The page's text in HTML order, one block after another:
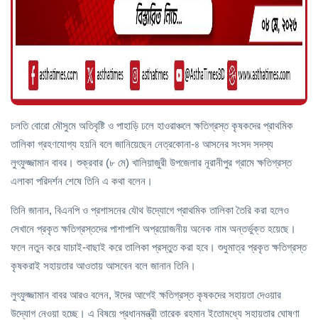
চলতি বোরো মৌসুমে অতিবৃষ্টি ও পাহাড়ি ঢলে হাওরাঞ্চলে ক্ষতিগ্রস্ত কৃষকদের প্রাথমিক
তালিকা গ্রহণযোগ্য হয়নি বলে জানিয়েছেন নেত্রকোনা-৪ আসনের সংসদ সদস্য
লুৎফুজ্জামান বাবর। শুক্রবার (৮ মে) খালিয়াজুরী উপজেলার নূরানীপুর গ্রামে ক্ষতিগ্রস্ত
এলাকা পরিদর্শন শেষে তিনি এ কথা বলেন।
তিনি জানান, বিএনপি ও প্রশাসনের যৌথ উদ্যোগে প্রাথমিক তালিকা তৈরি করা হলেও
সেখানে প্রকৃত ক্ষতিগ্রস্তদের পাশাপাশি অপ্রয়োজনীয় অনেক নাম অন্তর্ভুক্ত হয়েছে।
ফলে নতুন করে যাচাই-বাছাই করে তালিকা প্রস্তুত করা হবে। শুধুমাত্র প্রকৃত ক্ষতিগ্রস্ত
কৃষকরাই সহায়তার আওতায় আসবেন বলে জানান তিনি।
লুৎফুজ্জামান বাবর আরও বলেন, ঈদের আগেই ক্ষতিগ্রস্ত কৃষকদের সহায়তা দেওয়ার
উদ্যোগ নেওয়া হচ্ছে। এ বিষয়ে প্রধানমন্ত্রী তারেক রহমান ইতোমধ্যে সহায়তার ঘোষণা